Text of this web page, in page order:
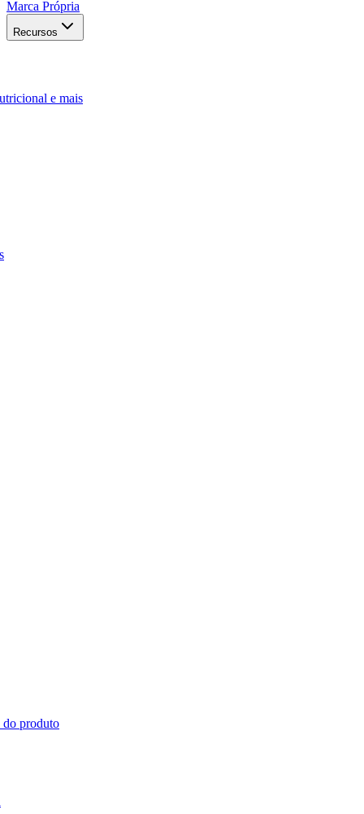
Marca Própria
Recursos
e mais
do produto